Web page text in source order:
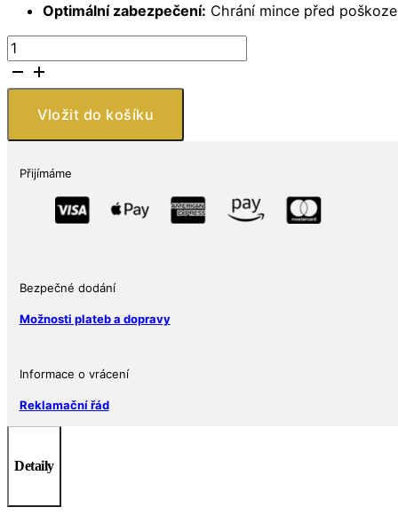
Optimální zabezpečení: Chrání mince před
Prémiová
kapsa
na
mince
jednu
minci
Vložit do košíku
Přijímáme
Bezpečné dodání
Možnosti plateb a dopravy
Informace o vrácení
Reklamační řád
Detaily